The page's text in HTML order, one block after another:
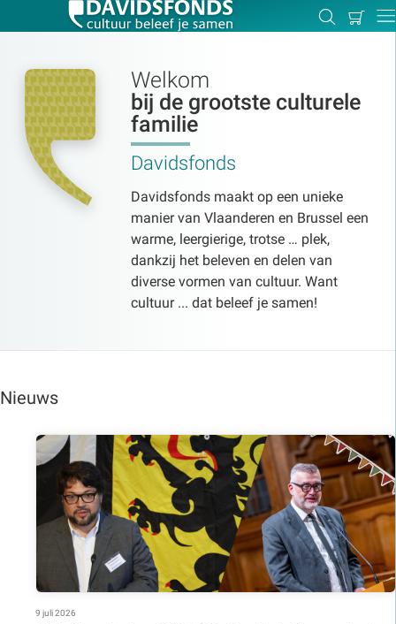
Zoeken
Mijn
Welkom
bij de grootste culturele
familie
Davidsfonds
Davidsfonds maakt op een unieke
manier van Vlaanderen en Brussel een
warme, leergierige, trotse … plek,
dankzij het beleven en delen van
diverse vormen van cultuur. Want
cultuur ... dat beleef je samen!
Nieuws
9 juli 2026
Zoek:
Zoeken